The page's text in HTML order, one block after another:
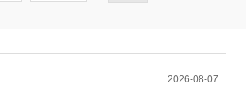
2026-08-07